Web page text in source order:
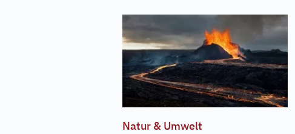
Natur & Umwelt